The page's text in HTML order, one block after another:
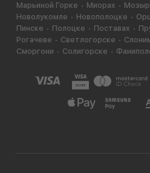
Марьиной Горке
Миорах
Новолукомле
Новополоцке
Пинске
Полоцке Поставах
Рогачеве
Светлогорске
Сморгони
Солигорске